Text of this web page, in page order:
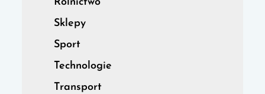
Rolnictwo
Sklepy
Sport
Technologie
Transport